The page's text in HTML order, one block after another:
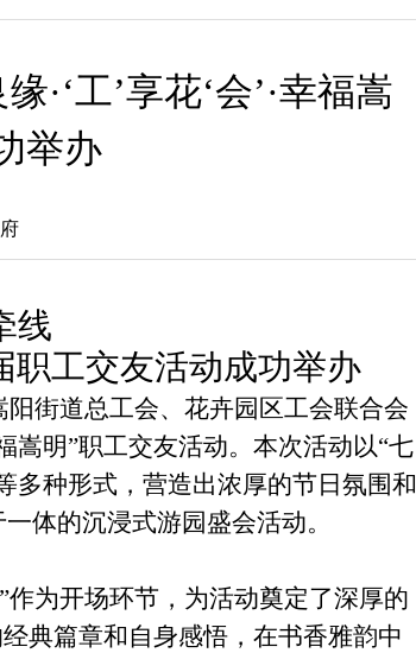
·‘工’享花‘会’·幸福嵩
举办
线
职工交友活动成功举办
阳街道总工会、花卉园区工会联合会
嵩明”职工交友活动。本次活动以“七
多种形式，营造出浓厚的节日氛围和
体的沉浸式游园盛会活动。
”作为开场环节，为活动奠定了深厚的
典篇章和自身感悟，在书香雅韵中